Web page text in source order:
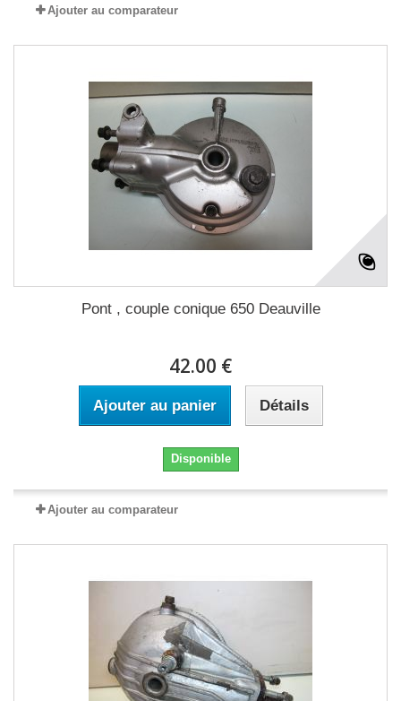
Ajouter au comparateur
Pont , couple conique 650 Deauville
42.00 €
Ajouter au panier Détails
Disponible
Ajouter au comparateur